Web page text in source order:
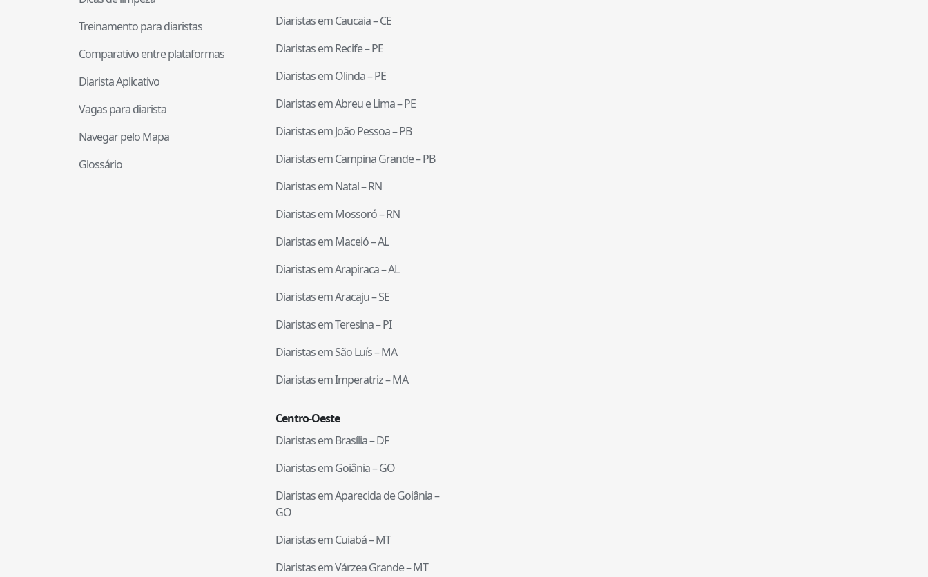
Treinamento para diaristas
Comparativo entre plataformas
Diarista Aplicativo
Vagas para diarista
Navegar pelo Mapa
Glossário
Diaristas emCaucaia–CE
Diaristas emRecife–PE
Diaristas emOlinda–PE
Diaristas emAbreu e Lima–PE
Diaristas emJoão Pessoa–PB
Diaristas emCampina Grande–PB
Diaristas emNatal–RN
Diaristas emMossoró–RN
Diaristas emMaceió–AL
Diaristas emArapiraca–AL
Diaristas emAracaju–SE
Diaristas emTeresina–PI
Diaristas emSão Luís–MA
Diaristas emImperatriz–MA
Centro-Oeste
Diaristas emBrasília–DF
Diaristas emGoiânia–GO
Diaristas emAparecida de Goiânia–
GO
Diaristas emCuiabá–MT
Diaristas emVárzea Grande–MT